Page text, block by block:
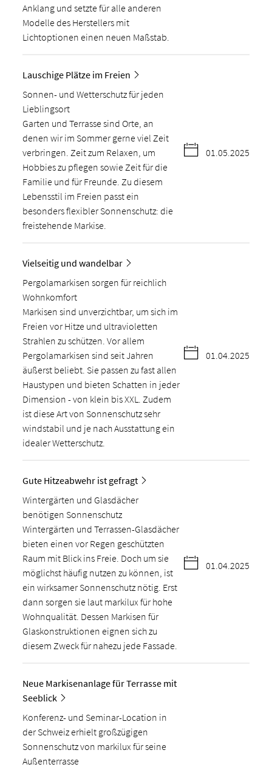
Anklang und setzte für alle anderen
Modelle des Herstellers mit
Lichtoptionen einen neuen Maßstab.
Lauschige Plätze im Freien
Sonnen- und Wetterschutz für jeden
Lieblingsort
Garten und Terrasse sind Orte, an
denen wir im Sommer gerne viel Zeit
verbringen. Zeit zum Relaxen, um
Hobbies zu pflegen sowie Zeit für die
Familie und für Freunde. Zu diesem
Lebensstil im Freien passt ein
besonders flexibler Sonnenschutz: die
freistehende Markise.
01.05.2025
Vielseitig und wandelbar
Pergolamarkisen sorgen für reichlich
Wohnkomfort
Markisen sind unverzichtbar, um sich im
Freien vor Hitze und ultravioletten
Strahlen zu schützen. Vor allem
Pergolamarkisen sind seit Jahren
äußerst beliebt. Sie passen zu fast allen
Haustypen und bieten Schatten in jeder
Dimension - von klein bis XXL. Zudem
ist diese Art von Sonnenschutz sehr
windstabil und je nach Ausstattung ein
idealer Wetterschutz.
01.04.2025
Gute Hitzeabwehr ist gefragt
Wintergärten und Glasdächer
benötigen Sonnenschutz
Wintergärten und Terrassen-Glasdächer
bieten einen vor Regen geschützten
Raum mit Blick ins Freie. Doch um sie
möglichst häufig nutzen zu können, ist
ein wirksamer Sonnenschutz nötig. Erst
dann sorgen sie laut markilux für hohe
Wohnqualität. Dessen Markisen für
Glaskonstruktionen eignen sich zu
diesem Zweck für nahezu jede Fassade.
01.04.2025
Neue Markisenanlage für Terrasse mit
Seeblick
Konferenz- und Seminar-Location in
der Schweiz erhielt großzügigen
Sonnenschutz von markilux für seine
Außenterrasse